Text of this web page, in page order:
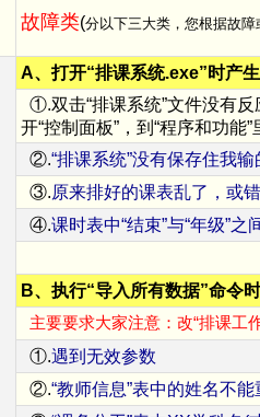
故障类(分以下三大类，您根据故障
A、打开“排课系统.exe”时产
①.双击“排课系统”文件没有反
开“控制面板”，到“程序和功能
②.“排课系统”没有保存住我
③.原来排好的课表乱了，或
④.课时表中“结束”与“年级”之
B、执行“导入所有数据”命令
主要要求大家注意：改“排课工
①.遇到无效参数
②.“教师信息”表中的姓名不